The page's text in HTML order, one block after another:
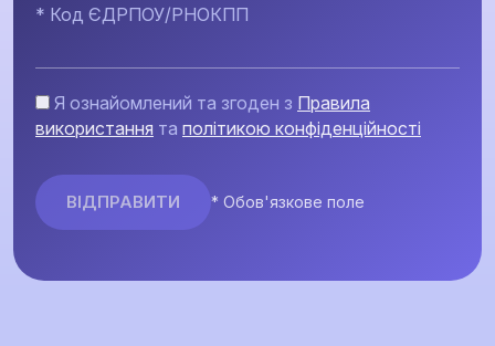
* Код ЄДРПОУ/РНОКПП
Я ознайомлений та згоден з Правила
використання та політикою конфіденційності
* Обов'язкове поле